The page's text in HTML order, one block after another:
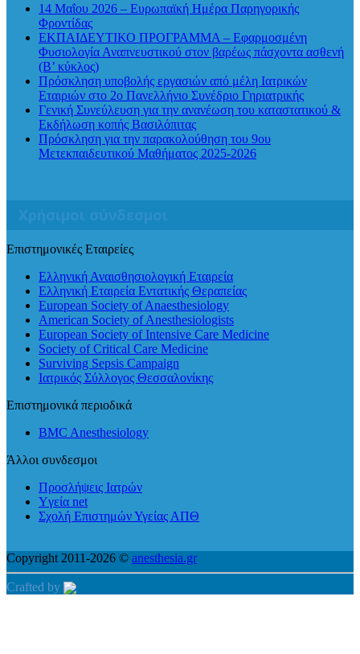
14 Μαΐου 2026 – Ευρωπαϊκή Ημέρα Παρηγορικής
Φροντίδας
ΕΚΠΑΙΔΕΥΤΙΚΟ ΠΡΟΓΡΑΜΜΑ – Εφαρμοσμένη
Φυσιολογία Αναπνευστικού στον βαρέως πάσχοντα ασθενή
(Β’ κύκλος)
Πρόσκληση υποβολής εργασιών από μέλη Ιατρικών
Εταιριών στο 2ο Πανελλήνιο Συνέδριο Γηριατρικής
Γενική Συνεύλευση για την ανανέωση του καταστατικού &
Εκδήλωση κοπής Βασιλόπιτας
Πρόσκληση για την παρακολούθηση του 9ου
Μετεκπαιδευτικού Μαθήματος 2025-2026
Επιστημονικές Εταιρείες
Ελληνική Αναισθησιολογική Εταιρεία
Ελληνική Εταιρεία Εντατικής Θεραπείας
European Society of Anaesthesiology
American Society of Anesthesiologists
European Society of Intensive Care Medicine
Society of Critical Care Medicine
Surviving Sepsis Campaign
Ιατρικός Σύλλογος Θεσσαλονίκης
Επιστημονικά περιοδικά
BMC Anesthesiology
Άλλοι συνδεσμοι
Προσλήψεις Ιατρών
Yγεία net
Σχολή Επιστημών Υγείας ΑΠΘ
Copyright 2011-2026 © anesthesia.gr
Crafted by